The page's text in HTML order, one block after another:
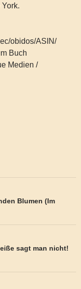
obidos/ASIN/
Buch
Medien /
Blumen (Im
sagt man nicht!